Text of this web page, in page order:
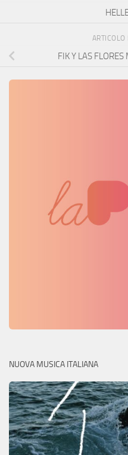
ARTICOLO
FIK Y LAS
NUOVA MUSICA ITALIANA